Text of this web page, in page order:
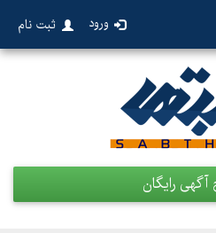
ورود ثبت نام
آگهی رایگان